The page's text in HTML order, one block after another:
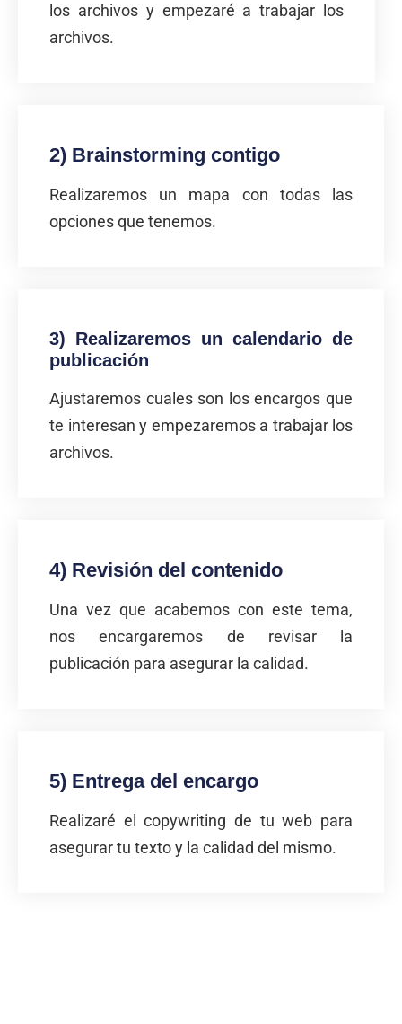
los archivos y empezaré a trabajar los
archivos.
2) Brainstorming contigo
Realizaremos un mapa con todas las
opciones que tenemos.
3) Realizaremos un calendario de
publicación
Ajustaremos cuales son los encargos que
te interesan y empezaremos a trabajar los
archivos.
4) Revisión del contenido
Una vez que acabemos con este tema,
nos encargaremos de revisar la
publicación para asegurar la calidad.
5) Entrega del encargo
Realizaré el copywriting de tu web para
asegurar tu texto y la calidad del mismo.